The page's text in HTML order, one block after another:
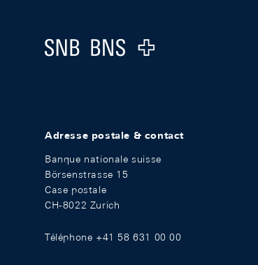
Logo
Adresse postale & contact
Banque nationale suisse
Börsenstrasse 15
Case postale
CH-8022 Zurich
Téléphone +41 58 631 00 00